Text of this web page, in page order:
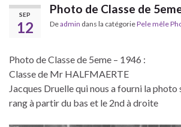
SEP
12
Photo de Classe de
Deadmin dans la catégoriePele mêle
Photo de Classe de 5eme – 1946 :
Classe de Mr HALFMAERTE
Jacques Druelle qui nous a fourni la photo
rang à partir du bas et le 2nd à droite